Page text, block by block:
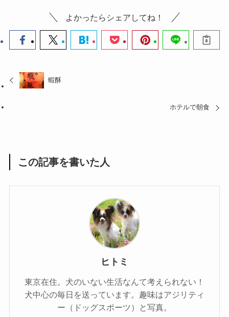
よかったらシェアしてね！
蝦酥
ホテルで朝食
この記事を書いた人
ヒトミ
東京在住。犬のいない生活なんて考えられない！
犬中心の毎日を送っています。趣味はアジリティ
ー（ドッグスポーツ）と写真。